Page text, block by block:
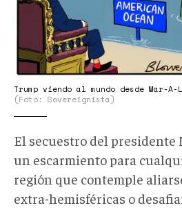
Trump viendo al mundo desde Mar-
(Foto: Sovereignista)
El secuestro del presidente
un escarmiento para
región que contemple
extra-hemisféricas o